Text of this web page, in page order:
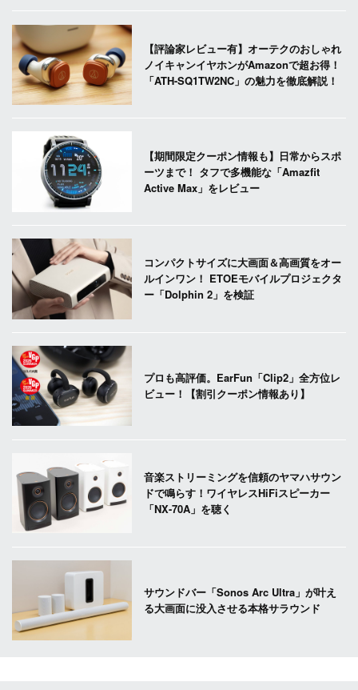
【評論家レビュー有】オーテクのおしゃれ
ノイキャンイヤホンがAmazonで超お得！
「ATH-SQ1TW2NC」の魅力を徹底解説！
【期間限定クーポン情報も】日常からスポ
ーツまで！ タフで多機能な「Amazfit
Active Max」をレビュー
コンパクトサイズに大画面＆高画質をオー
ルインワン！ ETOEモバイルプロジェクタ
ー「Dolphin 2」を検証
プロも高評価。EarFun「Clip2」全方位レ
ビュー！【割引クーポン情報あり】
音楽ストリーミングを信頼のヤマハサウン
ドで鳴らす！ワイヤレスHiFiスピーカー
「NX-70A」を聴く
サウンドバー「Sonos Arc Ultra」が叶え
る大画面に没入させる本格サラウンド